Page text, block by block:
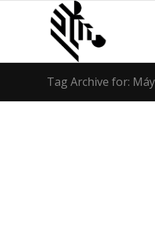
Tag Archive for: